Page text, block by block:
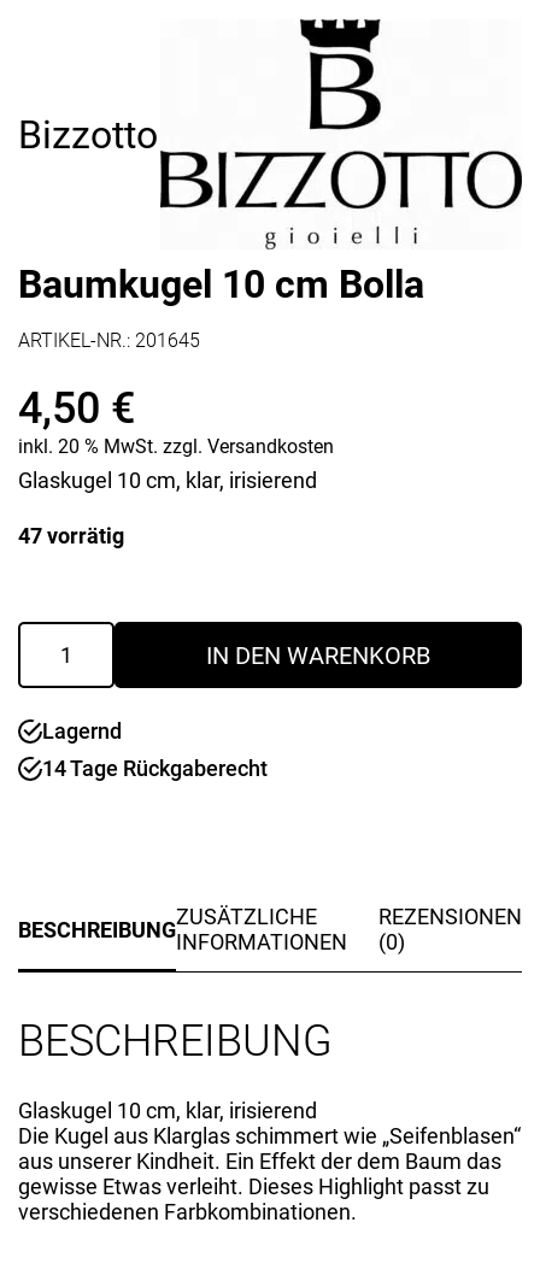
Bizzotto
Baumkugel 10 cm Bolla
ARTIKEL-NR.: 201645
4,50 €
inkl. 20 % MwSt. zzgl. Versandkosten
Glaskugel 10 cm, klar, irisierend
47 vorrätig
Baumkugel
cm
Menge
IN DEN WARENKORB
Lagernd
14 Tage Rückgaberecht
BESCHREIBUNGZUSÄTZLICHE
INFORMATIONEN
REZENSIONEN
(0)
BESCHREIBUNG
Glaskugel 10 cm, klar, irisierend
Die Kugel aus Klarglas schimmert wie „Seifenblasen“
aus unserer Kindheit. Ein Effekt der dem Baum das
gewisse Etwas verleiht. Dieses Highlight passt zu
verschiedenen Farbkombinationen.